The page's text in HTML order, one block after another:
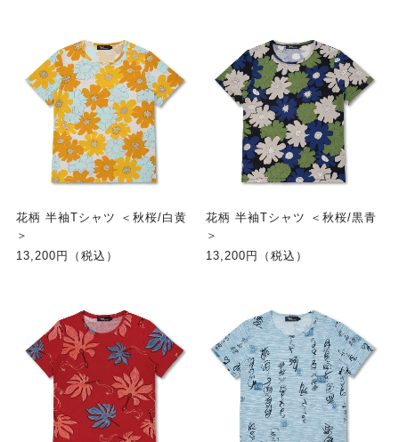
花柄 半袖Tシャツ ＜秋桜/白黄
＞
13,200円（税込）
花柄 半袖Tシャツ ＜秋桜/黒青
＞
13,200円（税込）